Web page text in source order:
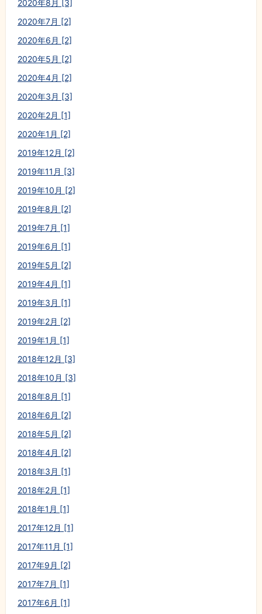
2020年8月 [3]
2020年7月 [2]
2020年6月 [2]
2020年5月 [2]
2020年4月 [2]
2020年3月 [3]
2020年2月 [1]
2020年1月 [2]
2019年12月 [2]
2019年11月 [3]
2019年10月 [2]
2019年8月 [2]
2019年7月 [1]
2019年6月 [1]
2019年5月 [2]
2019年4月 [1]
2019年3月 [1]
2019年2月 [2]
2019年1月 [1]
2018年12月 [3]
2018年10月 [3]
2018年8月 [1]
2018年6月 [2]
2018年5月 [2]
2018年4月 [2]
2018年3月 [1]
2018年2月 [1]
2018年1月 [1]
2017年12月 [1]
2017年11月 [1]
2017年9月 [2]
2017年7月 [1]
2017年6月 [1]